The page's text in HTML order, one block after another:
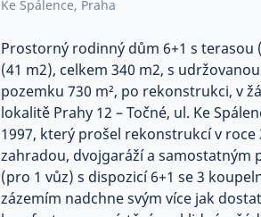
Ke Spálence, Praha
Prostorný rodinný dům 6+1 s terasou
(41 m2), celkem 340 m2, s
pozemku 730 m², po rekonstrukci, v
lokalitě Prahy 12 – Točné, ul. Ke
1997, který prošel rekonstrukcí v roce
zahradou, dvojgaráží a samostatným
(pro 1 vůz) s dispozicí 6+1 se 3
zázemím nadchne svým více jak